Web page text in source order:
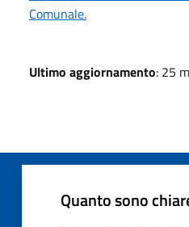
Comunale.
Ultimo aggiornamento: 25
Quanto sono